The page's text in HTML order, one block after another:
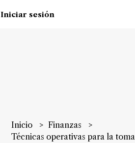
Iniciar sesión
Inicio
Finanzas
Técnicas operativas para la